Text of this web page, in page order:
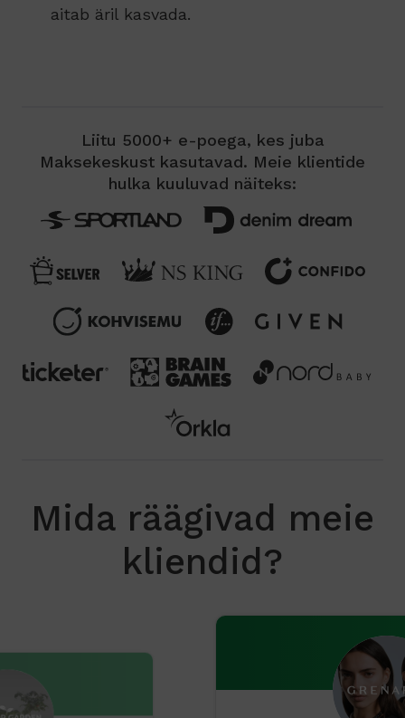
aitab äril kasvada.
Liitu 5000+ e-poega, kes juba
Maksekeskust kasutavad. Meie klientide
hulka kuuluvad näiteks:
Mida räägivad meie
kliendid?